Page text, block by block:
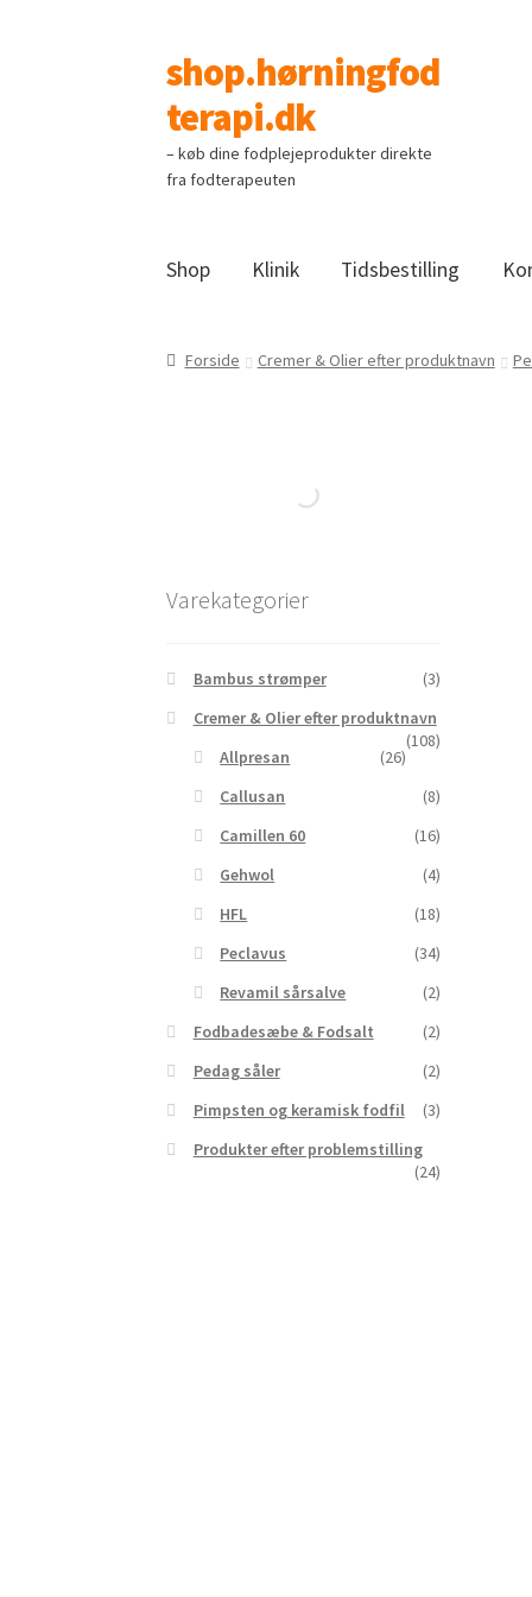
Spring
til
navigation
Spring
til
indhold
shop.hørningfod
terapi.dk
– køb dine fodplejeprodukter direkte
fra fodterapeuten
Shop Klinik Tidsbestilling
Forside Cremer & Olier efter produktnavn
Varekategorier
Bambus strømper
(3)
Cremer & Olier efter produktnavn
(108)
Allpresan
(26)
Callusan
(8)
Camillen 60
(16)
Gehwol
(4)
HFL
(18)
Peclavus
(34)
Revamil sårsalve
(2)
Fodbadesæbe & Fodsalt
(2)
Pedag såler
(2)
Pimpsten og keramisk fodfil
(3)
Produkter efter problemstilling
(24)